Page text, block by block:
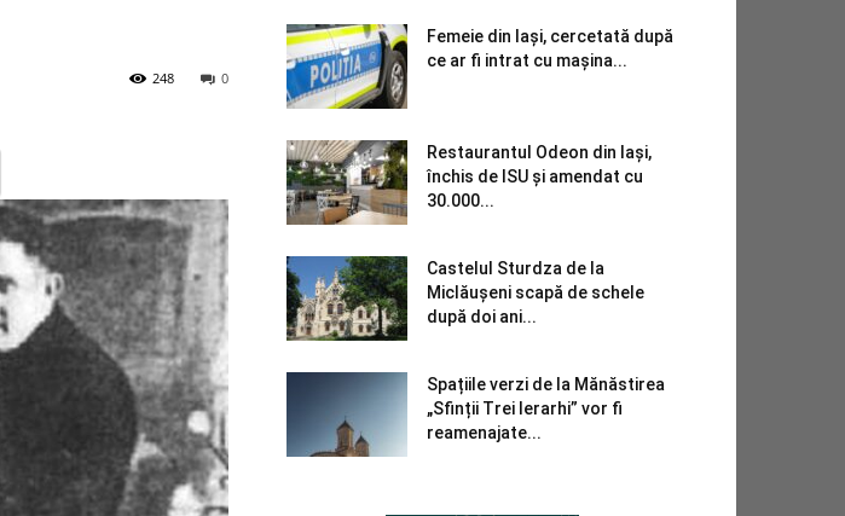
0
248
Femeie din Iași, cercetată după
ce ar fi intrat cu mașina...
Restaurantul Odeon din Iași,
închis de ISU și amendat cu
30.000...
Castelul Sturdza de la
Miclăușeni scapă de schele
după doi ani...
Spațiile verzi de la Mănăstirea
„Sfinții Trei Ierarhi” vor fi
reamenajate...